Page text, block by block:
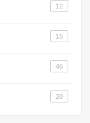
12
15
46
20